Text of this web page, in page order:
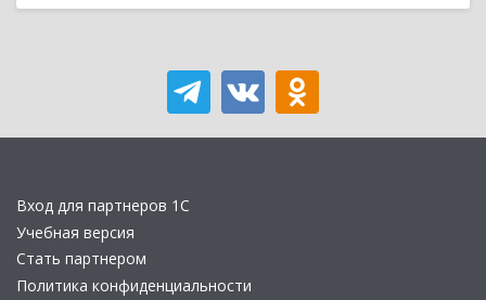
Вход для партнеров 1С
Учебная версия
Стать партнером
Политика конфиденциальности